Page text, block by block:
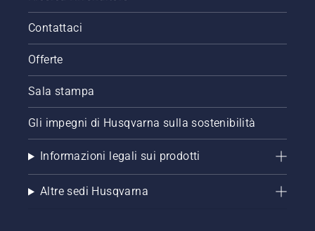
Contattaci
Offerte
Sala stampa
Gli impegni di Husqvarna sulla sostenibilità
Informazioni legali sui prodotti
Altre sedi Husqvarna